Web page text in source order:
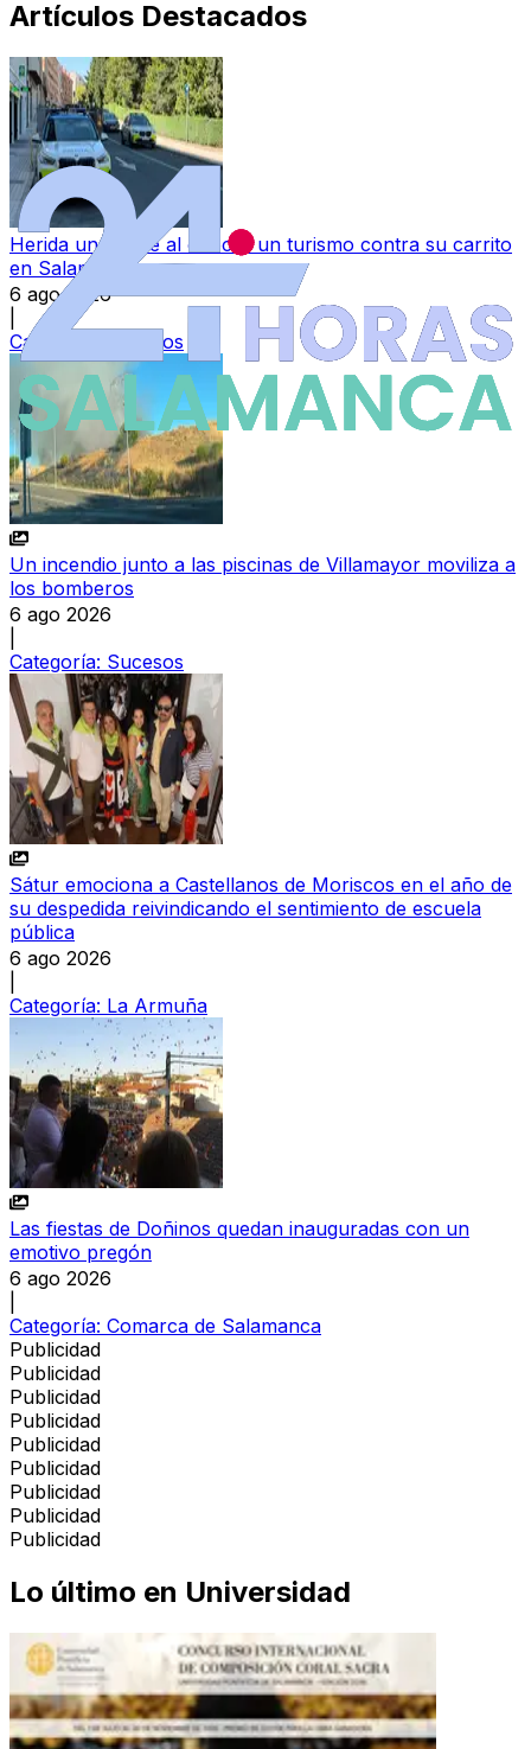
Artículos Destacados
Herida una bebé al chocar un turismo contra su carrito
en Salamanca
6 ago 2026
Categoría:
Sucesos
Un incendio junto a las piscinas de Villamayor moviliza a
los bomberos
6 ago 2026
Categoría: Sucesos
Sátur emociona a Castellanos de Moriscos en el año de
su despedida reivindicando el sentimiento de escuela
pública
6 ago 2026
Categoría: La Armuña
Las fiestas de Doñinos quedan inauguradas con un
emotivo pregón
6 ago 2026
Categoría: Comarca de Salamanca
Publicidad
Publicidad
Publicidad
Publicidad
Publicidad
Publicidad
Publicidad
Publicidad
Publicidad
Lo último en Universidad